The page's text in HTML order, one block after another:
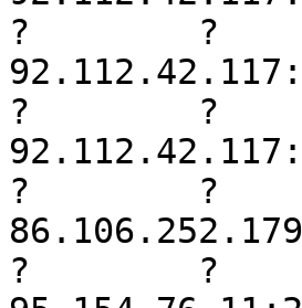
?        ?
?        ?
?        ?
?        ?